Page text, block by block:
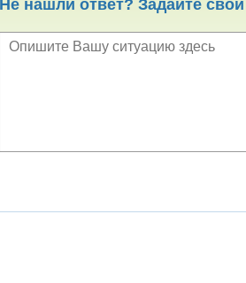
Не нашли ответ? Задайте